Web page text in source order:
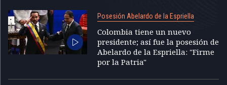
Posesión Abelardo de la Espriella
Colombia tiene un nuevo
presidente; así fue la posesión de
Abelardo de la Espriella: "Firme
por la Patria"